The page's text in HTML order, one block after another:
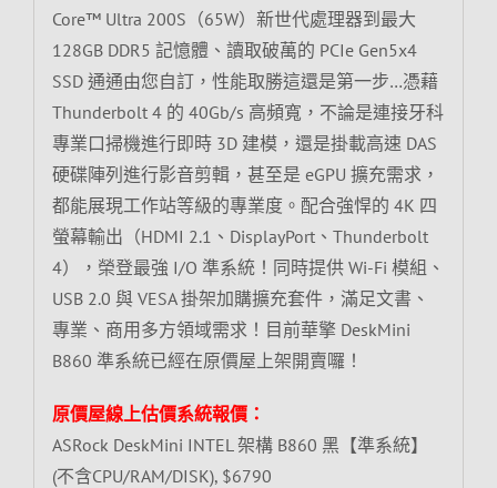
Core™ Ultra 200S（65W）新世代處理器到最大
128GB DDR5 記憶體、讀取破萬的 PCIe Gen5x4
SSD 通通由您自訂，性能取勝這還是第一步…憑藉
Thunderbolt 4 的 40Gb/s 高頻寬，不論是連接牙科
專業口掃機進行即時 3D 建模，還是掛載高速 DAS
硬碟陣列進行影音剪輯，甚至是 eGPU 擴充需求，
都能展現工作站等級的專業度。配合強悍的 4K 四
螢幕輸出（HDMI 2.1、DisplayPort、Thunderbolt
4），榮登最強 I/O 準系統！同時提供 Wi-Fi 模組、
USB 2.0 與 VESA 掛架加購擴充套件，滿足文書、
專業、商用多方領域需求！目前華擎 DeskMini
B860 準系統已經在原價屋上架開賣囉！
原價屋線上估價系統報價：
ASRock DeskMini INTEL 架構 B860 黑【準系統】
(不含CPU/RAM/DISK), $6790